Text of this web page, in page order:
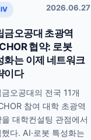
2026.06.27
금오공대 초광역
협약: 로봇
화는 이제 네트워크
이다
금오공대의 전국 11개
참여 대학 초광역
을 대학컨설팅 관점에서
다. AI·로봇 특성화는